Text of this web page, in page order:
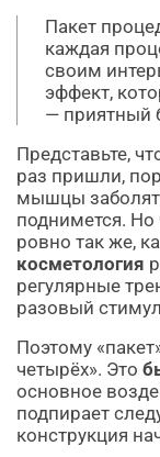
Пакет
каждая
своим
эффект,
— приятный
Представьте,
раз пришли,
мышцы
поднимется. Но
ровно так же,
косметология
регулярные
разовый
Поэтому
четырёх». Это
основное
подпирает
конструкция